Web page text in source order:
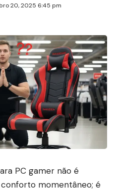
20, 2025 6:45 pm
PC gamer não é
momentâneo; é